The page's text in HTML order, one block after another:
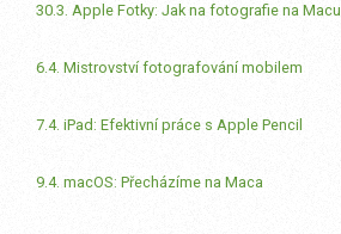
30.3. Apple Fotky: Jak na fotografie na Macu
6.4. Mistrovství fotografování mobilem
7.4. iPad: Efektivní práce s Apple Pencil
9.4. macOS: Přecházíme na Maca